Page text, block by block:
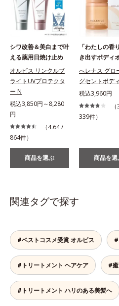
シワ改善＆美白まで叶
える薬用日焼け止め
オルビス リンクルブ
ライトUVプロテクタ
ー N
税込3,850円～8,280
円
（4.64 /
864件）
商品を選ぶ
「わたしの香
き出すボディ
へレナス グロ
グセントボデ
税込3,960円
339件）
商品を選
関連タグで探す
#ベストコスメ受賞 オルビス
#トリートメント ヘアケア #
#トリートメント ハリのある美髪へ